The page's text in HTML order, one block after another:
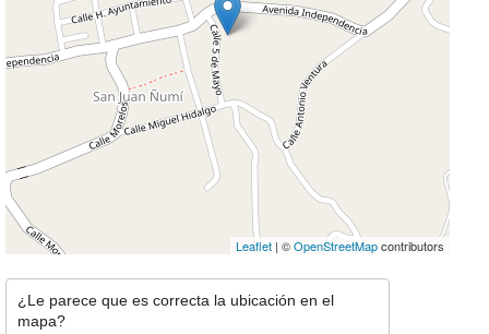
Leaflet | ©OpenStreetMapcontributors
¿Le parece que es correcta la ubicación en el
mapa?